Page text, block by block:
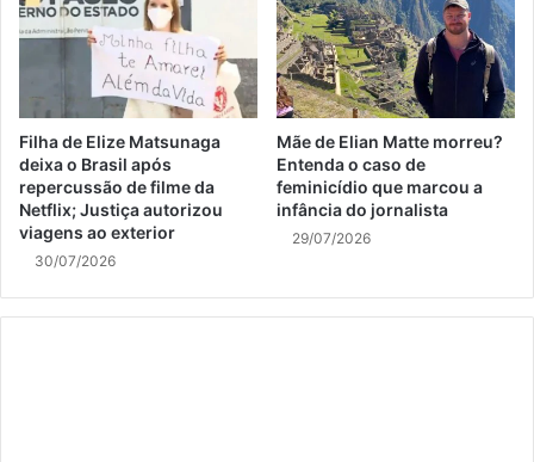
Filha de Elize Matsunaga
deixa o Brasil após
repercussão de filme da
Netflix; Justiça autorizou
viagens ao exterior
30/07/2026
Mãe de Elian Matte morreu?
Entenda o caso de
feminicídio que marcou a
infância do jornalista
29/07/2026